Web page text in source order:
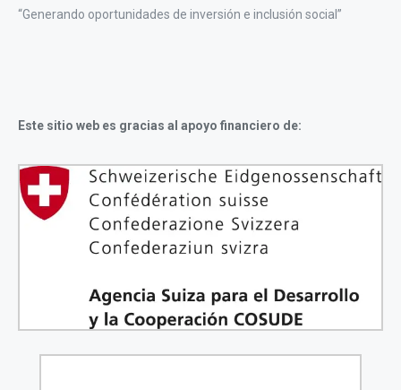
“Generando oportunidades de inversión e inclusión social”
Este sitio web es gracias al apoyo financiero de: